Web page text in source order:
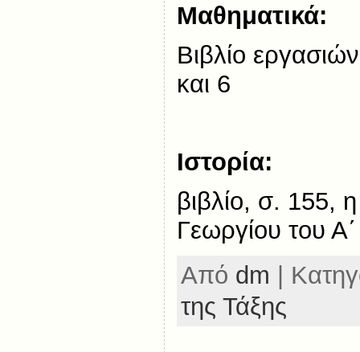
Μαθηματικά:
Βιβλίο
και 6
Ιστορία:
βιβλίο, σ. 155,
Γεωργίου του Α΄
Από dm |
της Τάξης